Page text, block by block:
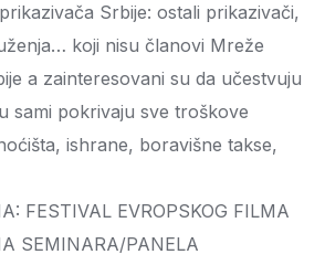
Srbije: ostali prikazivači,
koji nisu članovi Mreže
a zainteresovani su da učestvuju
sami pokrivaju sve troškove
ishrane, boravišne takse,
FESTIVAL EVROPSKOG FILMA
SEMINARA/PANELA